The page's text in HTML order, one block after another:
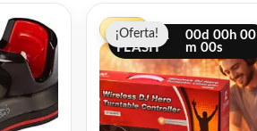
¡Oferta!
-33%
OFERTA
FLASH
00d00h00
m00s
¡Oferta!precio
original
era:
$600.
precio
actual
es:
$400.